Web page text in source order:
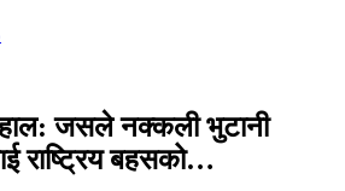
जसले नक्कली भुटानी
राष्ट्रिय बहसको…